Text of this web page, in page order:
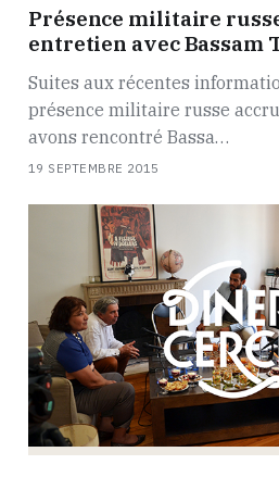
Présence militaire
entretien avec Bassam
Suites aux récentes
présence militaire russe
avons rencontré Bassa…
19 SEPTEMBRE 2015